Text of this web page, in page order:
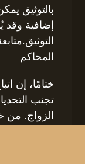
بالتوثيق
إضافية وقد
المحاكم
ختامًا، إن
تجنب
الزواج. من
ملحوظ،